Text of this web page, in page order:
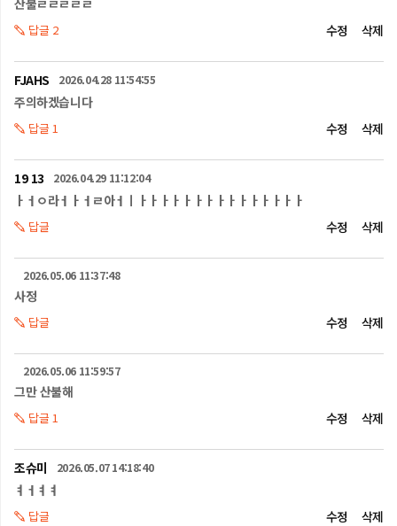
이어져 재산과 인명 피해까지 발생시킬 수 있으므로 흡연 및 담배꽁초
태우기가 예삿일인데요.
최근 농촌진흥청 조사 결과, 논두렁과 밭두렁에는 해충보다 유익한
벌레들이 더 많이 살고 있어 소각작업을 하지 않는 것이 좋다는 보고가
산림과 인접한 지역의 농가에서는 논두렁 밭두렁 소각 작업을 삼가거나
부득이하게 소각 작업을 해야 한다면 사전에 지자체나 소방서 등
관계기관에 신고한 뒤 주변에 소화기기를 미리 갖춥니다.
합니다.
이번엔 산불 발생시 행동 수칙에 대해 알아보겠습니다.
만약, 순간의 실수로 화재가 발생하거나 산행 중 산불을 목격했다면 그
이때, 산불이 난 지역을 정확히 설명하는 것이 중요한데요.
현재 내가 있는 위치를 알리고, 내가 서 있는 방향이 어느 지역을 향하고
있는지 설명한 뒤, 사고 접수 기관에서 확인이 됐다고 할 때까지 전화를
만약 초기 진화가 가능한 작은 불이라면 외투나 흙을 덮거나 두드려 주면
하지만, 불길이 번진다면 스스로 진압하려 하지 말고 산불이 난 자리에서
즉시 벗어나야 합니다.
불은 위로 타올라가기 때문에 산불이 발생한 장소보다 낮은 지대로
내려가야 하며 이때 산불은 바람이 불어가는 쪽으로 확산하므로 바람의
답글 2 수정 삭제
FJAHS 2026.04.28 11:54:55
주의하겠습니다
답글 1 수정 삭제
19 13 2026.04.29 11:12:04
ㅏㅓㅇ라ㅓㅏㅓㄹ아ㅓㅣㅏㅏㅏㅏㅏㅏㅏㅏㅏㅏㅏㅏㅏㅏㅏ
답글 수정 삭제
2026.05.06 11:37:48
사정
답글 수정 삭제
2026.05.06 11:59:57
그만 산불해
답글 1 수정 삭제
조슈미 2026.05.07 14:18:40
ㅕㅓㅕㅕ
답글 수정 삭제